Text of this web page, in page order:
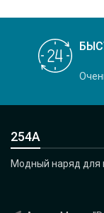
254А
Модный наряд для